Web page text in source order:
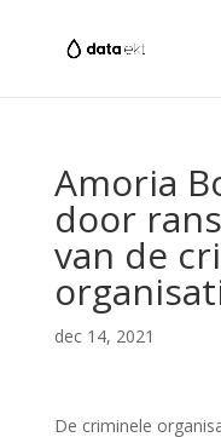
Amoria
door
van de
dec 14, 2021
De criminele